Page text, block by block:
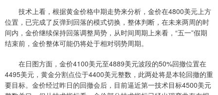
技术上看，根据黄金价格中期走势来分析，金价在4800美元上方
位置，已完成了反弹到回落的模式切换，整体判断，在未来两周的时
间内，金价继续保持回落调整局势，从时间周期上来看，“五一”假期
结束前，金价整体可能仍将处于相对弱势周期。
在日图方面，金价4100美元至4889美元波段的50%回撤位置在
4495美元，黄金分割点位于4400美元整数，此两处将是本轮回撤的重
要目标。金价经过昨日的回撤会后，目前逼近第一技术目标4500美元